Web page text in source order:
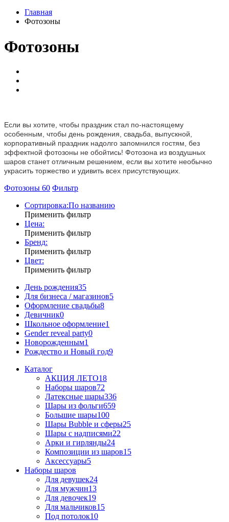
Главная
Фотозоны
Фотозоны
Если вы хотите, чтобы праздник стал по-настоящему
особенным, чтобы день рождения, свадьба, выпускной,
корпоративный праздник надолго запомнился гостям, без
эффектной фотозоны не обойтись! Фотозона из воздушных
шаров станет отличным решением, если вы хотите необычно
украсить торжество и удивить всех присутствующих.
Фотозоны 60 Фильтр
Сортировка:По названию
Применить фильтр
Цена:
Применить фильтр
Бренд:
Применить фильтр
Цвет:
Применить фильтр
День рождения35
Для бизнеса / магазинов5
Оформление свадьбы8
Девичник0
Школьное оформление1
Gender reveal party0
Новорожденным1
Рождество и Новый год9
Каталог
АКЦИЯ ЛЕТО18
Наборы шаров72
Латексные шары336
Шары из фольги659
Большие шары100
Шары Bubble и сферы25
Шары с надписями22
Арки и гирлянды24
Композиции из шаров15
Аксессуары5
Наборы шаров
Для девушек24
Для мужчин13
Для девочек19
Для мальчиков15
Под потолок10